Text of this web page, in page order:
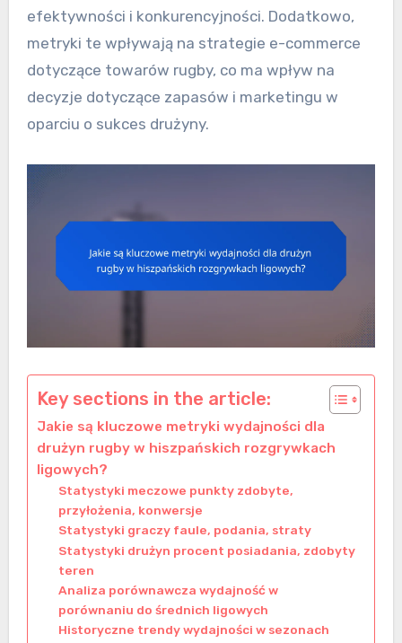
efektywności i konkurencyjności. Dodatkowo,
metryki te wpływają na strategie e-commerce
dotyczące towarów rugby, co ma wpływ na
decyzje dotyczące zapasów i marketingu w
oparciu o sukces drużyny.
Key sections in the article:
Jakie są kluczowe metryki wydajności dla
drużyn rugby w hiszpańskich rozgrywkach
ligowych?
Statystyki meczowe punkty zdobyte,
przyłożenia, konwersje
Statystyki graczy faule, podania, straty
Statystyki drużyn procent posiadania, zdobyty
teren
Analiza porównawcza wydajność w
porównaniu do średnich ligowych
Historyczne trendy wydajności w sezonach